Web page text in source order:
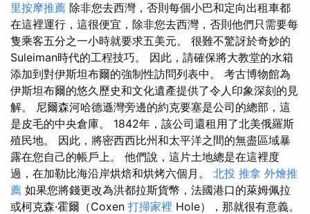
里按摩推薦 除非您去西灣，否則每個小巴和定向出租車都
在這裡運行，這很便宜，除非您去西灣，否則他們只需要每
隻乘客五分之一小時就要求五美元。 很難不驚訝於奇妙的
Suleiman時代的工程技巧。 因此，請確保將大教堂的水箱
添加到對伊斯坦布爾的強制性訪問列表中。 考古博物館為
伊斯坦布爾的悠久歷史和文化遺產提供了令人印象深刻的見
解。 尼爾森河哈德遜灣旁邊的約克要塞是公司的總部，這
是皮毛的中央倉庫。 1842年，該公司還租用了北美俄羅斯
殖民地。 因此，將密西西比州和太平洋之間的無盡區域暴
露在您自己的帳戶上。 他們說，這片土地總是在這裡度
過，在加勒比海沿岸烘焙和烘烤六個月。 北投 推拿 外燴推
薦 如果您將錢更改為洪都拉斯貨幣，法國港口的萊姆佩拉
或柯克森·霍爾（Coxen 打掃家裡 Hole），那就很有意義。